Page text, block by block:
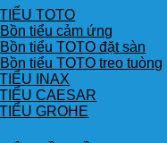
TOTO
Bồn tiểu cảm ứng
Bồn tiểu TOTO đặt sàn
Bồn tiểu TOTO treo tuòng
INAX
CAESAR
GROHE